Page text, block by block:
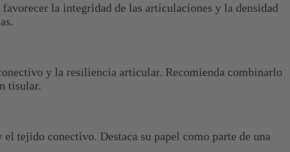
la integridad de las articulaciones y la densidad
y la resiliencia articular. Recomienda combinarlo
tisular.
tejido conectivo. Destaca su papel como parte de una